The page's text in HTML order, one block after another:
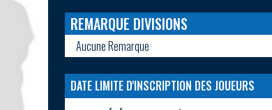
REMARQUE DIVISIONS
Aucune Remarque
DATE LIMITE D'INSCRIPTION DES JOUEURS